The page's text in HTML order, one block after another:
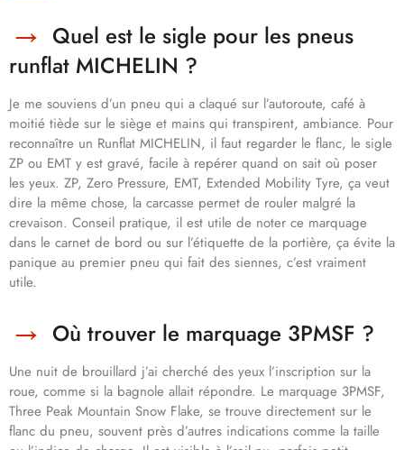
Quel est le sigle pour les pneus
runflat MICHELIN ?
Je me souviens d’un pneu qui a claqué sur l’autoroute, café à
moitié tiède sur le siège et mains qui transpirent, ambiance. Pour
reconnaître un Runflat MICHELIN, il faut regarder le flanc, le sigle
ZP ou EMT y est gravé, facile à repérer quand on sait où poser
les yeux. ZP, Zero Pressure, EMT, Extended Mobility Tyre, ça veut
dire la même chose, la carcasse permet de rouler malgré la
crevaison. Conseil pratique, il est utile de noter ce marquage
dans le carnet de bord ou sur l’étiquette de la portière, ça évite la
panique au premier pneu qui fait des siennes, c’est vraiment
utile.
Où trouver le marquage 3PMSF ?
Une nuit de brouillard j’ai cherché des yeux l’inscription sur la
roue, comme si la bagnole allait répondre. Le marquage 3PMSF,
Three Peak Mountain Snow Flake, se trouve directement sur le
flanc du pneu, souvent près d’autres indications comme la taille